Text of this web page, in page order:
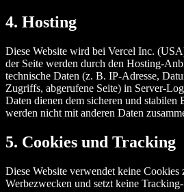
4. Hosting
Diese Website wird bei Vercel Inc.
der Seite werden durch den Hosting-
technische Daten (z. B. IP-Adresse,
Zugriffs, abgerufene Seite) in Server-
Daten dienen dem sicheren und stabilen
werden nicht mit anderen Daten
5. Cookies und Tracking
Diese Website verwendet keine Cookies
Werbezwecken und setzt keine